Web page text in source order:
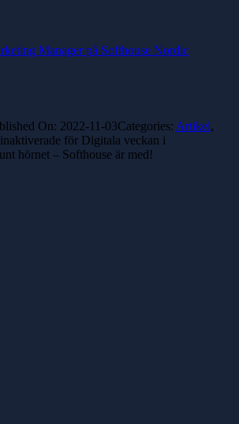
Manager på Softhouse Nordic
On: 2022-11-03Categories: Artikel,
för Digitala veckan i
hörnet – Softhouse är med!